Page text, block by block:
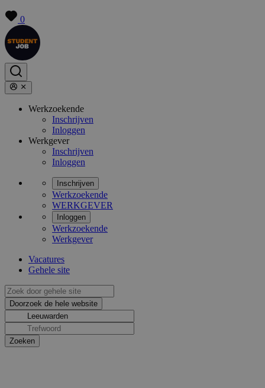
0
Werkzoekende
Inschrijven
Inloggen
Werkgever
Inschrijven
Inloggen
Inschrijven
Werkzoekende
WERKGEVER
Inloggen
Werkzoekende
Werkgever
Vacatures
Gehele site